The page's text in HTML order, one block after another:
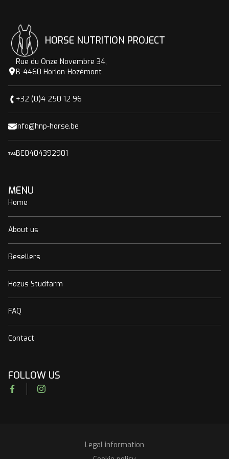
HORSE NUTRITION PROJECT
Rue du Onze Novembre 34,
B-4460 Horion-Hozémont
+32 (0)4 250 12 96
info@hnp-horse.be
BE0404392901
MENU
Home
About us
Resellers
Hozus Studfarm
FAQ
Contact
FOLLOW US
FacebookInstagram
Legal information